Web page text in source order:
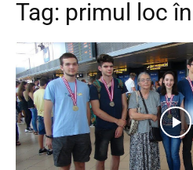
Tag: primul loc